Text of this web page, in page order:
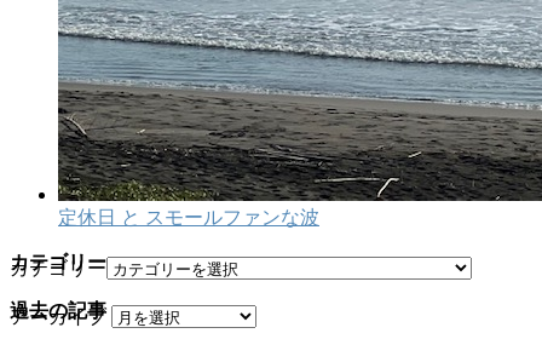
定休日 と スモールファンな波
カテゴリー
カテゴリー
過去の記事
アーカイブ